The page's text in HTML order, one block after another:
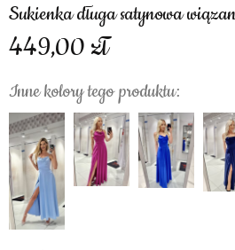
Sukienka długa satynowa
449,00
Inne kolory tego produktu: